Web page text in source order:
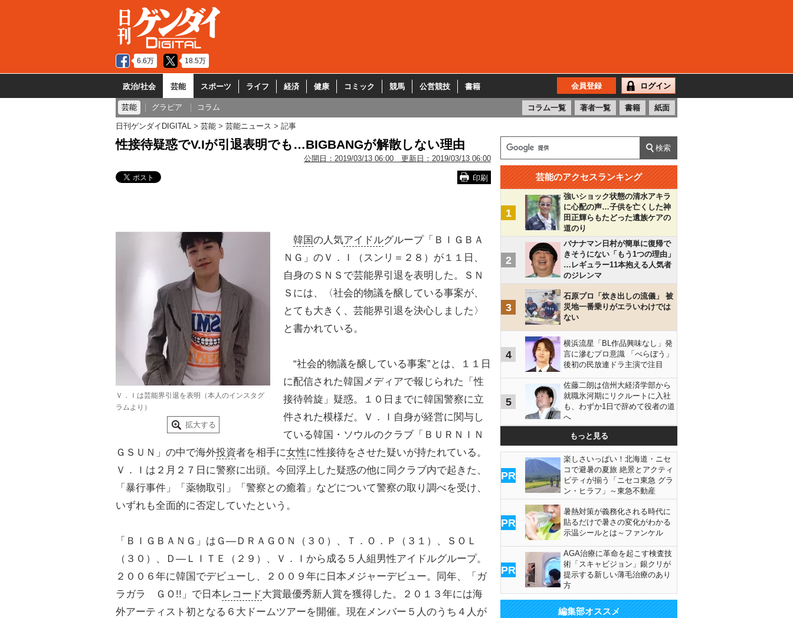
6.6万 18.5万
政治/社会 芸能 スポーツ ライフ 経済 健康 コミック 競馬 公営競技 書籍 会員登録 ログイン
芸能 グラビア コラム コラム一覧 著者一覧 書籍 紙面
日刊ゲンダイDIGITAL 芸能 芸能ニュース 記事
性接待疑惑でV.Iが引退表明でも…BIGBANGが解散しない理由
公開日： 2019/03/13 06:00 更新日： 2019/03/13 06:00
印刷
Ｖ．Ｉは芸能界引退を表明（本人のインスタグ
ラムより）
拡大する
韓国の人気アイドルグループ「ＢＩＧＢＡ
ＮＧ」のＶ．Ｉ（スンリ＝２８）が１１日、
自身のＳＮＳで芸能界引退を表明した。ＳＮ
Ｓには、〈社会的物議を醸している事案が、
とても大きく、芸能界引退を決心しました〉
と書かれている。
“社会的物議を醸している事案”とは、１１日
に配信された韓国メディアで報じられた「性
接待斡旋」疑惑。１０日までに韓国警察に立
件された模様だ。Ｖ．Ｉ自身が経営に関与し
ている韓国・ソウルのクラブ「ＢＵＲＮＩＮ
ＧＳＵＮ」の中で海外投資者を相手に女性に性接待をさせた疑いが持たれている。
Ｖ．Ｉは２月２７日に警察に出頭。今回浮上した疑惑の他に同クラブ内で起きた、
「暴行事件」「薬物取引」「警察との癒着」などについて警察の取り調べを受け、
いずれも全面的に否定していたという。
「ＢＩＧＢＡＮＧ」はＧ―ＤＲＡＧＯＮ（３０）、Ｔ．Ｏ．Ｐ（３１）、ＳＯＬ
（３０）、Ｄ―ＬＩＴＥ（２９）、Ｖ．Ｉから成る５人組男性アイドルグループ。
２００６年に韓国でデビューし、２００９年に日本メジャーデビュー。同年、「ガ
ラガラ ＧＯ!!」で日本レコード大賞最優秀新人賞を獲得した。２０１３年には海
外アーティスト初となる６大ドームツアーを開催。現在メンバー５人のうち４人が
芸能のアクセスランキング
1
強いショック状態の清水アキラ
に心配の声…子供を亡くした神
田正輝らもたどった遺族ケアの
道のり
2
バナナマン日村が簡単に復帰で
きそうにない「もう1つの理由」
…レギュラー11本抱える人気者
のジレンマ
3
石原プロ「炊き出しの流儀」 被
災地一番乗りがエラいわけでは
ない
4
横浜流星「BL作品興味なし」発
言に滲むプロ意識 「べらぼう」
後初の民放連ドラ主演で注目
5
佐藤二朗は信州大経済学部から
就職氷河期にリクルートに入社
も、わずか1日で辞めて役者の道
へ
もっと見る
PR
楽しさいっぱい！北海道・ニセ
コで避暑の夏旅 絶景とアクティ
ビティが揃う「ニセコ東急 グラ
ン・ヒラフ」～東急不動産
PR
暑熱対策が義務化される時代に
貼るだけで暑さの変化がわかる
示温シールとは～ファンケル
PR
AGA治療に革命を起こす検査技
術「スキャビジョン」銀クリが
提示する新しい薄毛治療のあり
方
編集部オススメ